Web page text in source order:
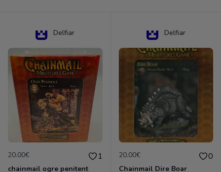
Delfiar
20.00€ 1
chainmail ogre penitent
Delfiar
20.00€ 0
Chainmail Dire Boar